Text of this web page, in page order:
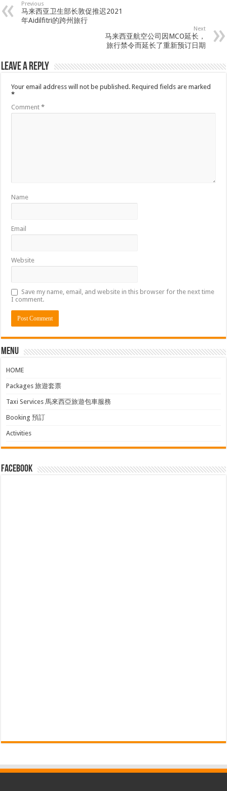
Previous
马来西亚卫生部长敦促推迟2021
年Aidilfitri的跨州旅行
Next
马来西亚航空公司因MCO延长，
旅行禁令而延长了重新预订日期
Leave a Reply
Your email address will not be published. Required fields are marked
*
Comment*
Name
Email
Website
Save my name, email, and website in this browser for the next time
I comment.
Menu
HOME
Packages 旅遊套票
Taxi Services 馬來西亞旅遊包車服務
Booking 預訂
Activities
facebook